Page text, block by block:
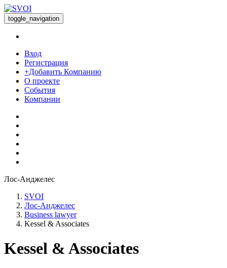
toggle_navigation
Вход
Регистрация
+Добавить Компанию
О проекте
События
Компании
Лос-Анджелес
SVOI
Лос-Анджелес
Business lawyer
Kessel & Associates
Kessel & Associates